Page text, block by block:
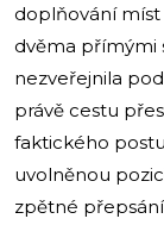
doplňování
dvěma přímými
nezveřejnila
právě cestu
faktického
uvolněnou
zpětné